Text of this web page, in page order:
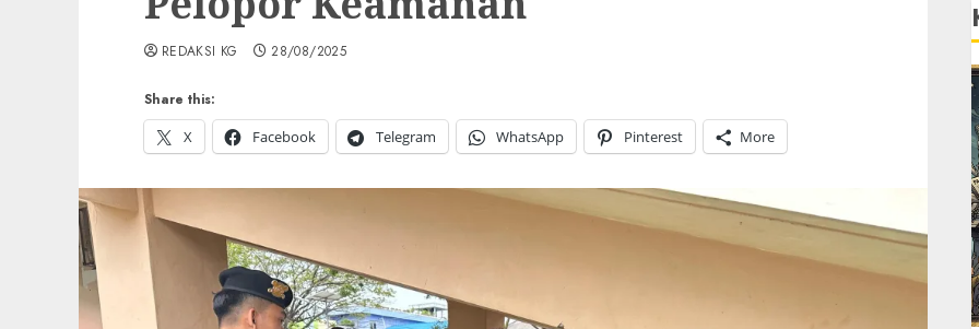
Share this:
X
Facebook Telegram WhatsApp Pinterest More
REDAKSI KG 28/08/2025